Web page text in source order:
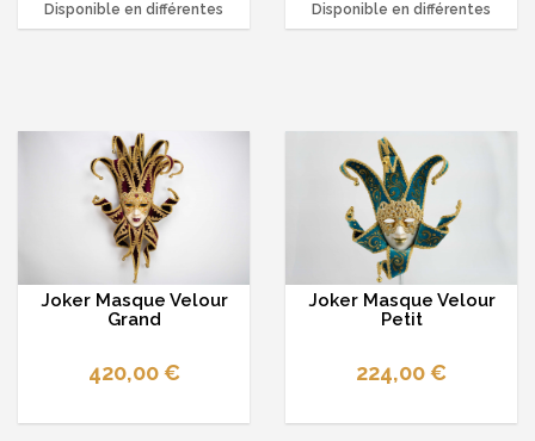
Disponible en différentes
Disponible en différentes
Joker Masque Velour
Grand
420,00 €
Joker Masque Velour
Petit
224,00 €